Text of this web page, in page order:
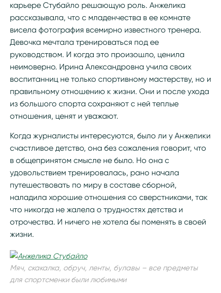
карьере Стубайло решающую роль. Анжелика
рассказывала, что с младенчества в ее комнате
висела фотография всемирно известного тренера.
Девочка мечтала тренироваться под ее
руководством. И когда это произошло, ценила
неимоверно. Ирина Александровна учила своих
воспитанниц не только спортивному мастерству, но и
правильному отношению к жизни. Они и после ухода
из большого спорта сохраняют с ней теплые
отношения, ценят и уважают.
Когда журналисты интересуются, было ли у Анжелики
счастливое детство, она без сожаления говорит, что
в общепринятом смысле не было. Но она с
удовольствием тренировалась, рано начала
путешествовать по миру в составе сборной,
наладила хорошие отношения со сверстниками, так
что никогда не жалела о трудностях детства и
отрочества. И ничего не хотела бы поменять в своей
жизни.
Мяч, скакалка, обруч, ленты, булавы – все предметы
для спортсменки были любимыми